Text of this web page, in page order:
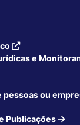
e
pessoas ou
Publicações